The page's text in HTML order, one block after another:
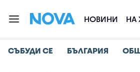
НОВИНИ НА
СЪБУДИ СЕ БЪЛГАРИЯ